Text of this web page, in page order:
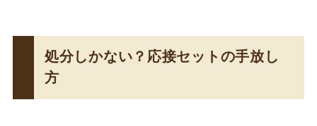
処分しかない？応接セットの手放し
方